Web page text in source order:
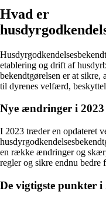
Hvad er
etablering og drift af
bekendtgørelsen er at sikre,
til dyrenes velfærd,
Nye ændringer i 2023
I 2023 træder en opdateret
en række ændringer og
regler og sikre endnu bedre
De vigtigste punkter i